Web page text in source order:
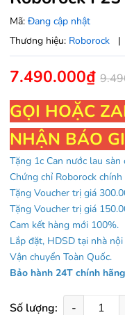
Mã: Đang cập nhật
Thương hiệu: Roborock |
7.490.000₫
GỌI HOẶC
NHẬN BÁO
Tặng 1c Can nước lau
Chứng chỉ Roborock
Tặng Voucher trị giá
Tặng Voucher trị giá
Cam kết hàng mới 100%.
Lắp đặt, HDSD tại nhà
Vận chuyển Toàn Quốc.
Bảo hành 24T chính hãng
Số lượng: -